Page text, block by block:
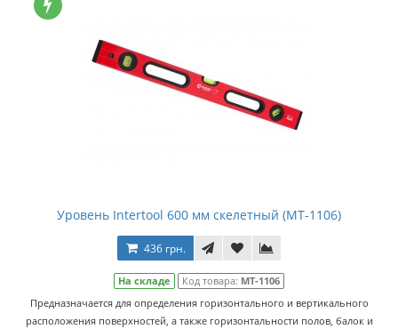
Уровень Intertool 600 мм скелетный (MT-1106)
436 грн.
На складе Код товара: MT-1106
Предназначается для определения горизонтального и вертикального
расположения поверхностей, а также горизонтальности полов, балок и